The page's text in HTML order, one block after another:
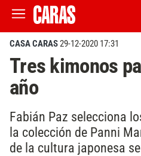
CASA CARAS29-12-2020 17:31
Tres kimonos
año
Fabián Paz selecciona
la colección de Panni
de la cultura japonesa